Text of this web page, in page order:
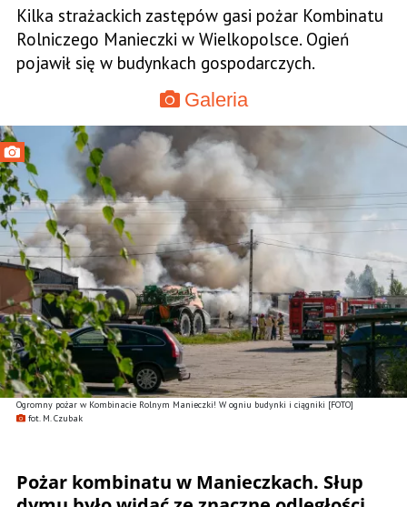
Ogromny pożar w Kombinacie Rolnym Manieczki! W ogniu budynki i ciągniki [FOTO]
fot. M. Czubak
Kilka strażackich zastępów gasi pożar Kombinatu
Rolniczego Manieczki w Wielkopolsce. Ogień
pojawił się w budynkach gospodarczych.
Galeria
Pożar kombinatu w Manieczkach. Słup